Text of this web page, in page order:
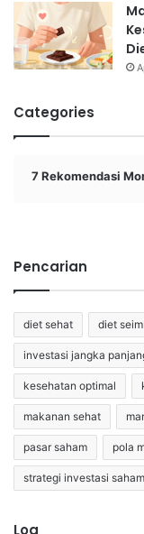
Categories
7 Rekomendasi
Pencarian
diet sehat diet
investasi jangka
kesehatan optimal
makanan sehat
pasar saham pola
strategi investasi saham
Log